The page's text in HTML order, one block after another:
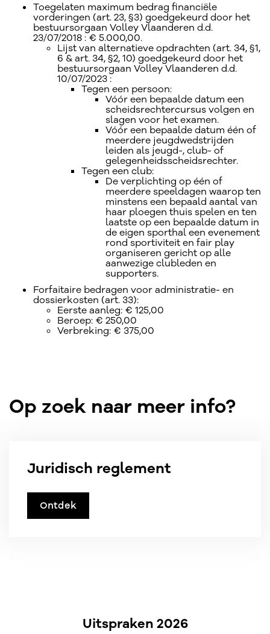
Toegelaten maximum bedrag financiële
vorderingen (art. 23, §3) goedgekeurd door het
bestuursorgaan Volley Vlaanderen d.d.
23/07/2018 : € 5.000,00.
Lijst van alternatieve opdrachten (art. 34, §1,
6 & art. 34, §2, 10) goedgekeurd door het
bestuursorgaan Volley Vlaanderen d.d.
10/07/2023 :
Tegen een persoon:
Vóór een bepaalde datum een
scheidsrechtercursus volgen en
slagen voor het examen.
Vóór een bepaalde datum één of
meerdere jeugdwedstrijden
leiden als jeugd-, club- of
gelegenheidsscheidsrechter.
Tegen een club:
De verplichting op één of
meerdere speeldagen waarop ten
minstens een bepaald aantal van
haar ploegen thuis spelen en ten
laatste op een bepaalde datum in
de eigen sporthal een evenement
rond sportiviteit en fair play
organiseren gericht op alle
aanwezige clubleden en
supporters.
Forfaitaire bedragen voor administratie- en
dossierkosten (art. 33):
Eerste aanleg: € 125,00
Beroep: € 250,00
Verbreking: € 375,00
Op zoek naar meer info?
Juridisch reglement
Ontdek
Uitspraken 2026